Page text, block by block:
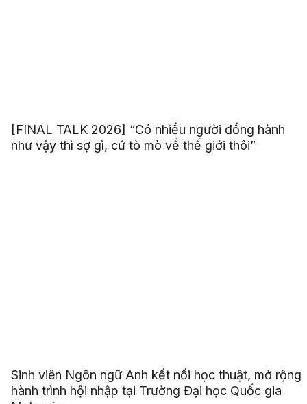
[FINAL TALK 2026] “Có nhiều người đồng hành
như vậy thì sợ gì, cứ tò mò về thế giới thôi”
Sinh viên Ngôn ngữ Anh kết nối học thuật, mở rộng
hành trình hội nhập tại Trường Đại học Quốc gia